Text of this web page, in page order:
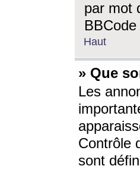
par mot
Haut
» Que
Les
Contrôle
sont